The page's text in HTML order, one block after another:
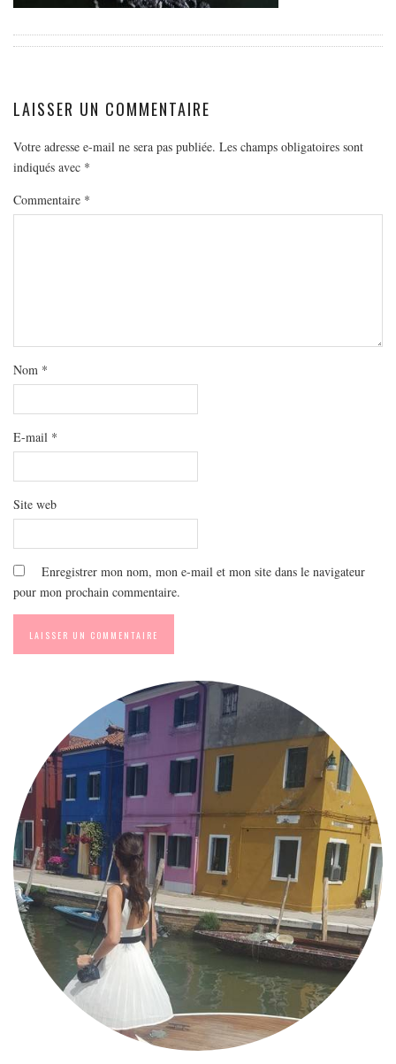
GRÈCE
HONGRIE
OCÉANIE
ARTICLES PRATIQUES
BEAUTÉ
ME CONTACTER
A PROPOS
PARUTIONS ET PARTENARIATS
LAISSER UN COMMENTAIRE
Votre adresse e-mail ne sera pas publiée. Les champs obligatoires sont
indiqués avec *
Commentaire *
Nom *
E-mail *
Site web
Enregistrer mon nom, mon e-mail et mon site dans le navigateur
pour mon prochain commentaire.